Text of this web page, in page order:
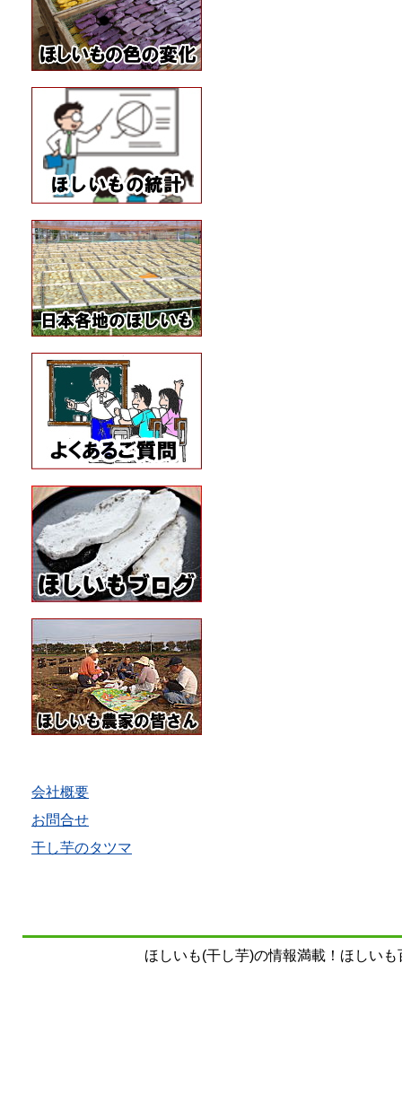
会社概要
お問合せ
干し芋のタツマ
ほしいも(干し芋)の情報満載！ほしい